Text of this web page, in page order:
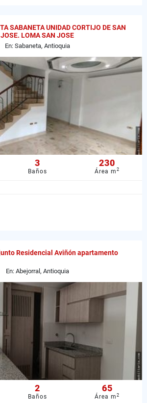
SABANETA UNIDAD CORTIJO DE SAN
JOSE. LOMA SAN JOSE
En: Sabaneta, Antioquia
3
Baños
230
Área m2
Residencial Aviñón apartamento
En: Abejorral, Antioquia
2
Baños
65
Área m2